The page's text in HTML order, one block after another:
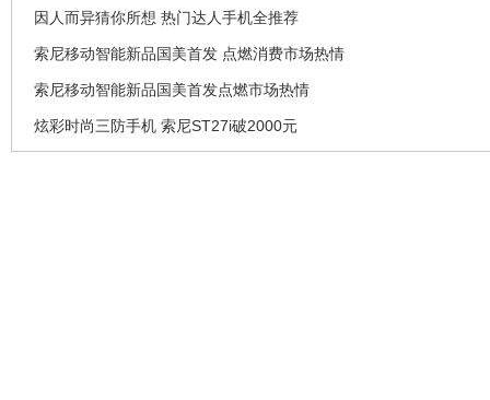
因人而异猜你所想 热门达人手机全推荐
索尼移动智能新品国美首发 点燃消费市场热情
索尼移动智能新品国美首发点燃市场热情
炫彩时尚三防手机 索尼ST27i破2000元